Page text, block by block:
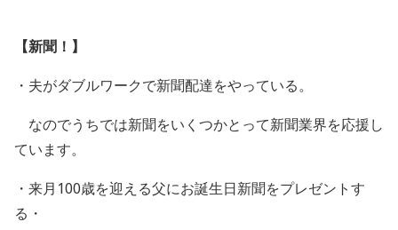
【新聞！】
・夫がダブルワークで新聞配達をやっている。
なのでうちでは新聞をいくつかとって新聞業界を応援し
ています。
・来月100歳を迎える父にお誕生日新聞をプレゼントす
る・